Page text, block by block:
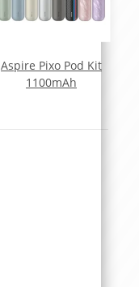
Aspire Pixo Pod Kit
1100mAh